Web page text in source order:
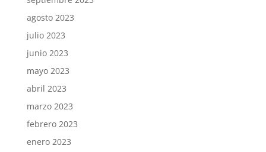
agosto 2023
julio 2023
junio 2023
mayo 2023
abril 2023
marzo 2023
febrero 2023
enero 2023